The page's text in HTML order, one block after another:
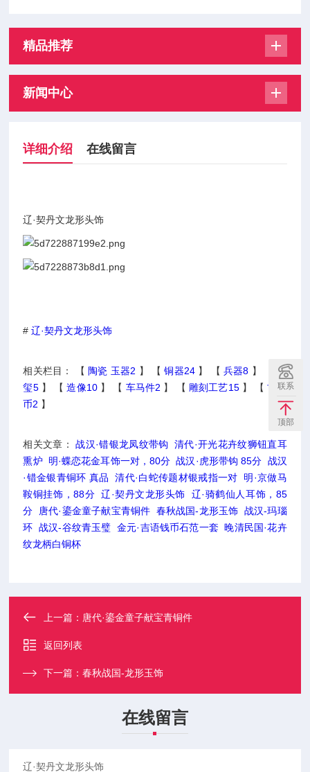
精品推荐
新闻中心
详细介绍 在线留言
辽·契丹文龙形头饰
#辽·契丹文龙形头饰
相关栏目： 【 陶瓷 玉器2 】 【 铜器24 】 【 兵器8 】 【
印
玺5 】 【 造像10 】 【 车马件2 】 【 雕刻工艺15 】 【 古钱
币2 】
相关文章：战汉·错银龙凤纹带钩
清代·开光花卉纹狮钮直耳
熏炉 明·蝶恋花金耳饰一对，80分 战汉·虎形带钩 85分 战汉
·错金银青铜环 真品
清代·白蛇传题材银戒指一对
明·京做马
鞍铜挂饰，88分 辽·契丹文龙形头饰
辽·骑鹤仙人耳饰，85
分
唐代·鎏金童子献宝青铜件 春秋战国-龙形玉饰 战汉-玛瑙
环 战汉-谷纹青玉璧 金元·吉语钱币石范一套 晚清民国·花卉
纹龙柄白铜杯
上一篇： 唐代·鎏金童子献宝青铜件
返回列表
下一篇：春秋战国-龙形玉饰
在线留言
联系
顶部